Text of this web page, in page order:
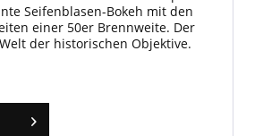
Seifenblasen-Bokeh mit den
einer 50er Brennweite. Der
der historischen Objektive.